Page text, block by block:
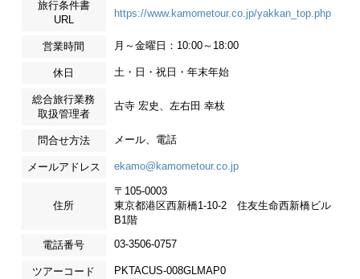
旅行条件書
URL
https://www.kamometour.co.jp/yakkan_top.php
営業時間 月～金曜日：10:00～18:00
休日 土・日・祝日・年末年始
総合旅行業務
取扱管理者
古寺 宏史、左右田 幸枝
問合せ方法 メール、電話
メールアドレス ekamo@kamometour.co.jp
住所
〒105-0003
東京都港区西新橋1-10-2 住友生命西新橋ビル
B1階
電話番号 03-3506-0757
ツアーコード PKTACUS-008GLMAP0